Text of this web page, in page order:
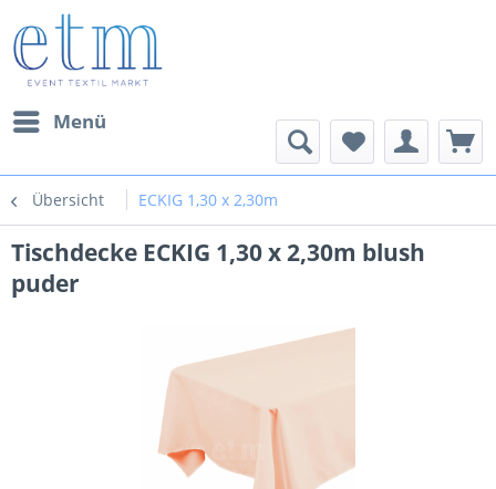
Menü
Übersicht ECKIG 1,30 x 2,30m
Tischdecke ECKIG 1,30 x 2,30m blush
puder